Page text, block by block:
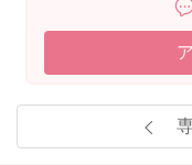
よかったら参考になさ
どうぞよろしくお願い
専